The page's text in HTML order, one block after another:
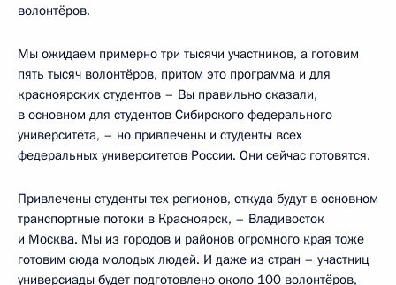
волонтёров.
Мы ожидаем примерно три тысячи участников, а готовим
пять тысяч волонтёров, притом это программа и для
красноярских студентов – Вы правильно сказали,
в основном для студентов Сибирского федерального
университета, – но привлечены и студенты всех
федеральных университетов России. Они сейчас готовятся.
Привлечены студенты тех регионов, откуда будут в основном
транспортные потоки в Красноярск, – Владивосток
и Москва. Мы из городов и районов огромного края тоже
готовим сюда молодых людей. И даже из стран – участниц
универсиады будет подготовлено около 100 волонтёров,